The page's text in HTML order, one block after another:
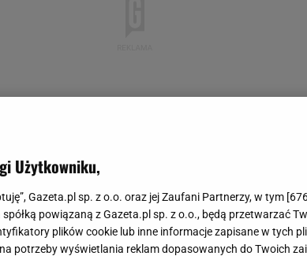
Użytkowniku,
Gazeta.pl sp. z o.o. oraz jej Zaufani Partnerzy, w tym [
powiązaną z Gazeta.pl sp. z o.o., będą przetwarzać
plików cookie lub inne informacje zapisane w tych
potrzeby wyświetlania reklam dopasowanych do Twoich